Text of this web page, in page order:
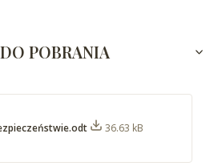
POBRANIA
36.63 kB